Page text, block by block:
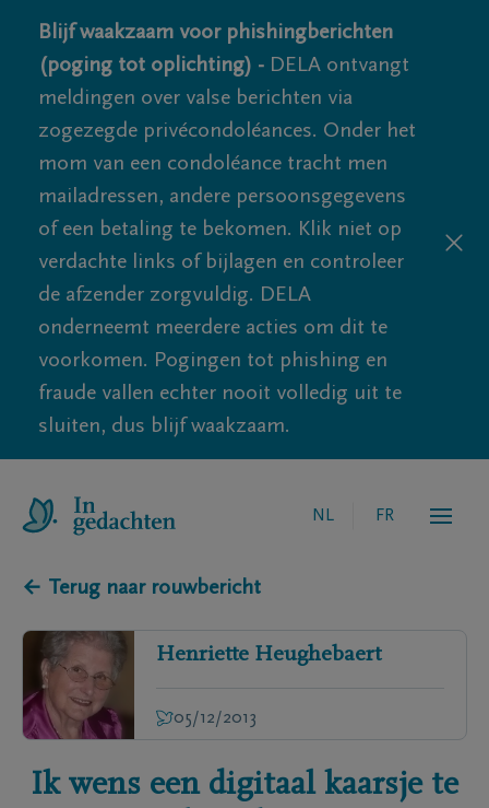
Blijf waakzaam voor phishingberichten
(poging tot oplichting) - DELA ontvangt
meldingen over valse berichten via
zogezegde privécondoléances. Onder het
mom van een condoléance tracht men
mailadressen, andere persoonsgegevens
of een betaling te bekomen. Klik niet op
verdachte links of bijlagen en controleer
de afzender zorgvuldig. DELA
onderneemt meerdere acties om dit te
voorkomen. Pogingen tot phishing en
fraude vallen echter nooit volledig uit te
sluiten, dus blijf waakzaam.
NL FR
← Terug naar rouwbericht
Henriette Heughebaert
05/12/2013
Ik wens een digitaal kaarsje te